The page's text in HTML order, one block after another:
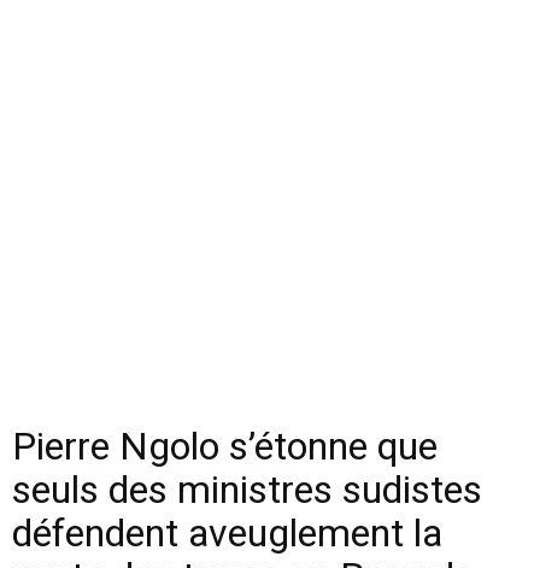
Pierre Ngolo s’étonne que
seuls des ministres sudistes
défendent aveuglement la